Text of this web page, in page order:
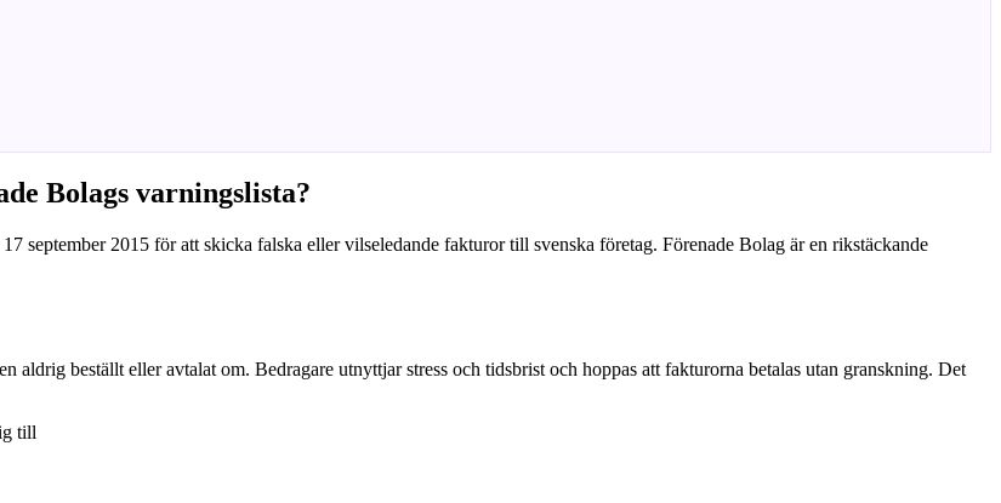
Bolags varningslista?
september 2015 för att skicka falska eller vilseledande fakturor till svenska företag. Förenade Bolag är en rikstäckande
aldrig beställt eller avtalat om. Bedragare utnyttjar stress och tidsbrist och hoppas att fakturorna betalas utan granskning. Det
till